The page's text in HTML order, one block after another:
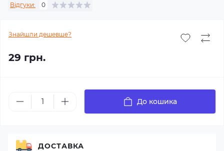
Відгуки: 0
Знайшли дешевше?
29 грн.
До кошика
ДОСТАВКА